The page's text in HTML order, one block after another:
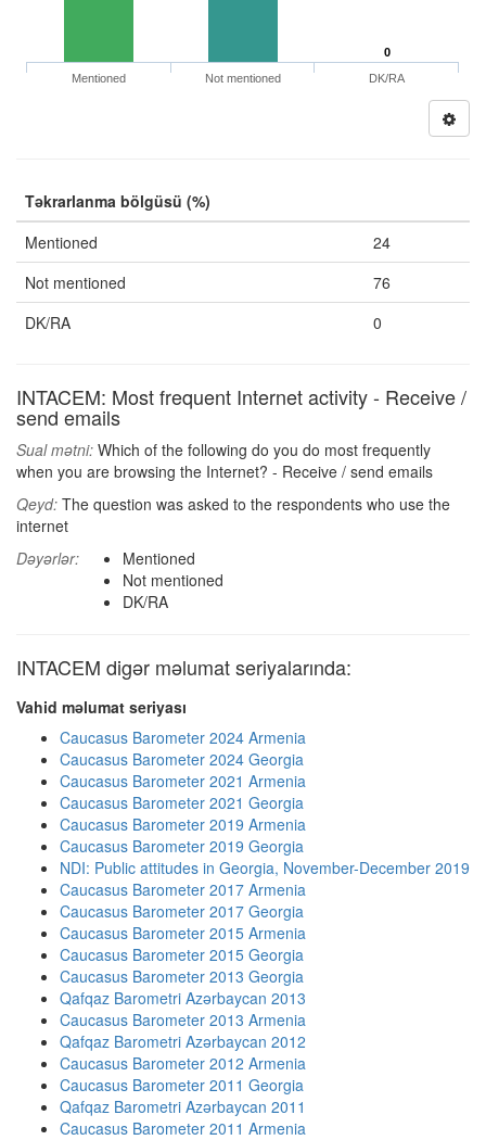
0
Mentioned
Not mentioned DK/RA
Təkrarlanma bölgüsü (%)
Mentioned
24
Not mentioned
76
DK/RA
0
INTACEM: Most frequent Internet activity - Receive /
send emails
Sual mətni: Which of the following do you do most frequently
when you are browsing the Internet? - Receive / send emails
Qeyd: The question was asked to the respondents who use the
internet
Dəyərlər:
Mentioned
Not mentioned
DK/RA
INTACEM digər məlumat seriyalarında:
Vahid məlumat seriyası
Caucasus Barometer 2024 Armenia
Caucasus Barometer 2024 Georgia
Caucasus Barometer 2021 Armenia
Caucasus Barometer 2021 Georgia
Caucasus Barometer 2019 Armenia
Caucasus Barometer 2019 Georgia
NDI: Public attitudes in Georgia, November-December 2019
Caucasus Barometer 2017 Armenia
Caucasus Barometer 2017 Georgia
Caucasus Barometer 2015 Armenia
Caucasus Barometer 2015 Georgia
Caucasus Barometer 2013 Georgia
Qafqaz Barometri Azərbaycan 2013
Caucasus Barometer 2013 Armenia
Qafqaz Barometri Azərbaycan 2012
Caucasus Barometer 2012 Armenia
Caucasus Barometer 2011 Georgia
Qafqaz Barometri Azərbaycan 2011
Caucasus Barometer 2011 Armenia